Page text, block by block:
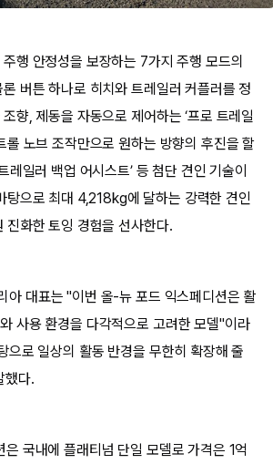
행 안정성을 보장하는 7가지 주행 모드의
버튼 하나로 히치와 트레일러 커플러를 정
향, 제동을 자동으로 제어하는 ‘프로 트레일
롤 노브 조작만으로 원하는 방향의 후진을 할
레일러 백업 어시스트’ 등 첨단 견인 기술이
탕으로 최대 4,218kg에 달하는 강력한 견인
진화한 토잉 경험을 선사한다.
아 대표는 "이번 올-뉴 포드 익스페디션은 활
사용 환경을 다각적으로 고려한 모델"이라
으로 일상의 활동 반경을 무한히 확장해 줄
했다.
국내에 플래티넘 단일 모델로 가격은 1억